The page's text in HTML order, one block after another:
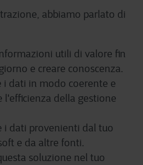
abbiamo parlato di
utili di valore fin
e creare conoscenza.
i dati in modo coerente e
l'efficienza della gestione
i dati provenienti dal tuo
e da altre fonti.
soluzione nel tuo